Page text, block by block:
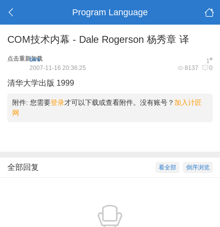
Program Language
COM技术内幕 - Dale Rogerson 杨秀章 译
点击重新加载 1#
bini
8137 0
2007-11-16 20:36:25
清华大学出版 1999
附件: 您需要登录才可以下载或查看附件。没有账号？ 加入计匠
网
倒序浏览
看全部
全部回复